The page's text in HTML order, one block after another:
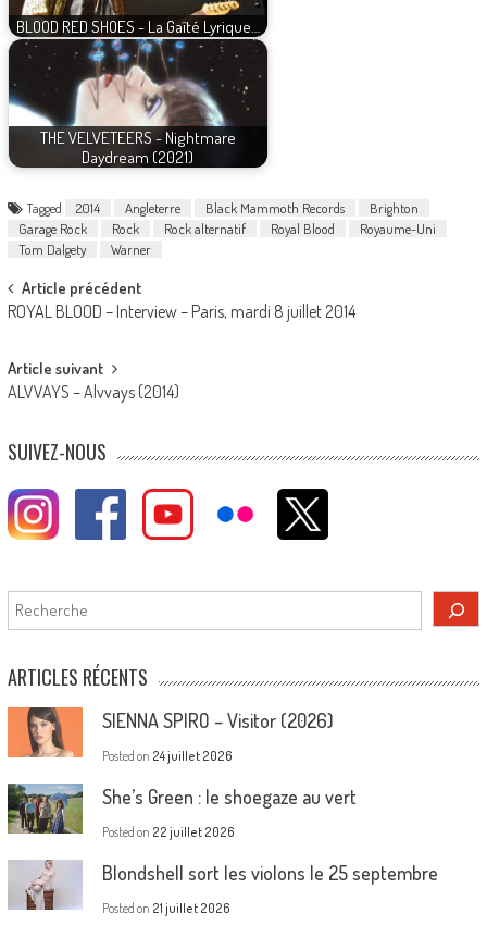
BLOOD RED SHOES - La Gaîté Lyrique…
THE VELVETEERS - Nightmare
Daydream (2021)
Tagged 2014 Angleterre Black Mammoth Records
Brighton
Garage Rock
Rock Rock alternatif Royal Blood
Royaume-Uni
Tom Dalgety
Warner
Post
navigation
Article précédent
ROYAL BLOOD – Interview – Paris, mardi 8 juillet 2014
Article suivant
ALVVAYS – Alvvays (2014)
SUIVEZ-NOUS
Rechercher
ARTICLES RÉCENTS
SIENNA SPIRO – Visitor (2026)
Posted on 24 juillet 2026
She’s Green : le shoegaze au vert
Posted on 22 juillet 2026
Blondshell sort les violons le 25 septembre
Posted on 21 juillet 2026